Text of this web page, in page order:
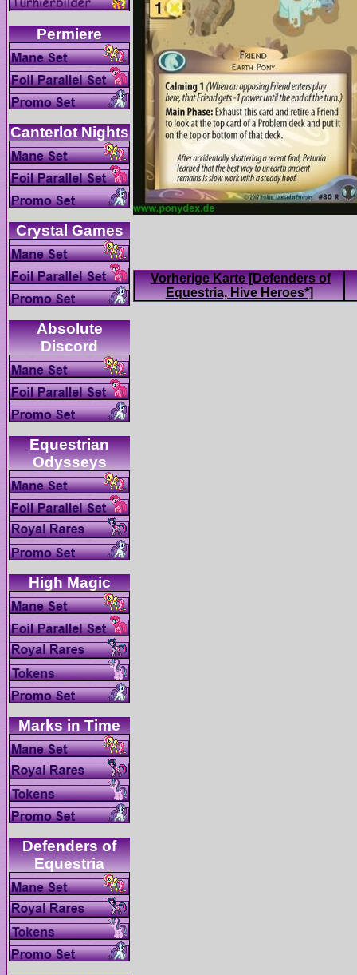
Absolute
Equestrian
Defenders of
Vorherige Karte [Defenders of